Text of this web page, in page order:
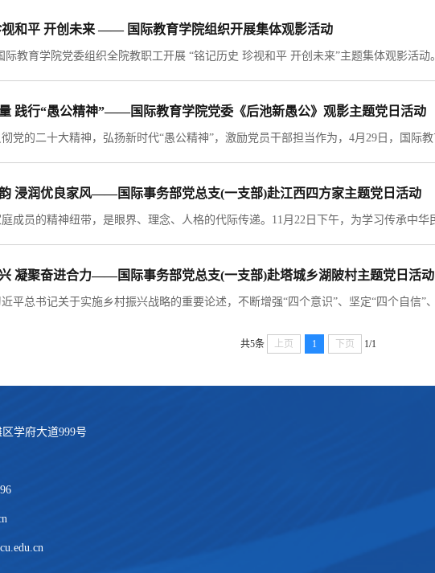
视和平 开创未来 —— 国际教育学院组织开展集体观影活动
践行“愚公精神”——国际教育学院党委《后池新愚公》观影主题党日活动
浸润优良家风——国际事务部党总支(一支部)赴江西四方家主题党日活动
凝聚奋进合力——国际事务部党总支(一支部)赴塔城乡湖陂村主题党日活动
共5条 上页 1 下页 1/1
学府大道999号